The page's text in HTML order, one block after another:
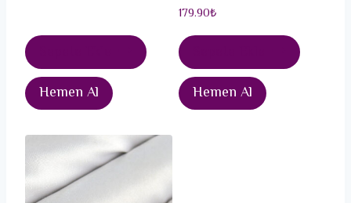
Hemen Al
179.90₺
Hemen Al